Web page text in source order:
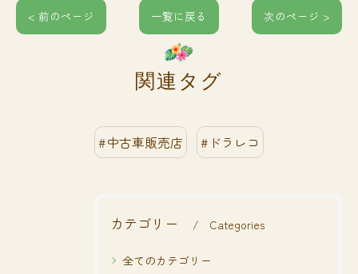
< 前のページ 一覧に戻る 次のページ >
関連タグ
#中古車販売店 #ドラレコ
カテゴリー Categories
全てのカテゴリー